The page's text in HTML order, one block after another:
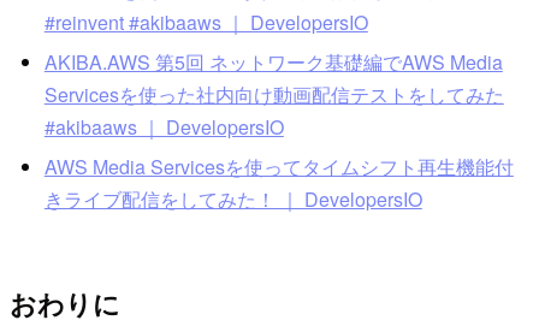
#reinvent #akibaaws ｜ DevelopersIO
AKIBA.AWS 第5回 ネットワーク基礎編でAWS Media
Servicesを使った社内向け動画配信テストをしてみた
#akibaaws ｜ DevelopersIO
AWS Media Servicesを使ってタイムシフト再生機能付
きライブ配信をしてみた！ ｜ DevelopersIO
おわりに